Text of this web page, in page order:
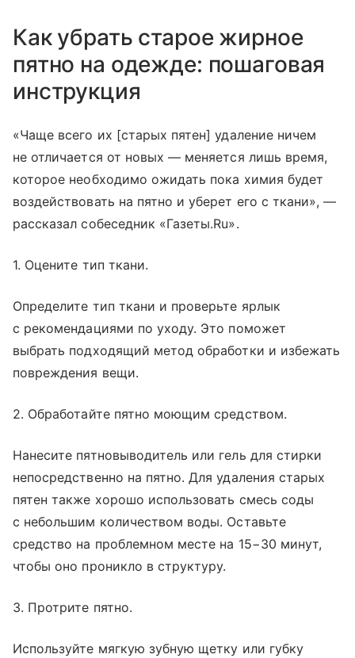
Как убрать старое жирное
пятно на одежде: пошаговая
инструкция
«Чаще всего их [старых пятен] удаление ничем
не отличается от новых — меняется лишь время,
которое необходимо ожидать пока химия будет
воздействовать на пятно и уберет его с ткани», —
рассказал собеседник «Газеты.Ru».
1. Оцените тип ткани.
Определите тип ткани и проверьте ярлык
с рекомендациями по уходу. Это поможет
выбрать подходящий метод обработки и избежать
повреждения вещи.
2. Обработайте пятно моющим средством.
Нанесите пятновыводитель или гель для стирки
непосредственно на пятно. Для удаления старых
пятен также хорошо использовать смесь соды
с небольшим количеством воды. Оставьте
средство на проблемном месте на 15−30 минут,
чтобы оно проникло в структуру.
3. Протрите пятно.
Используйте мягкую зубную щетку или губку